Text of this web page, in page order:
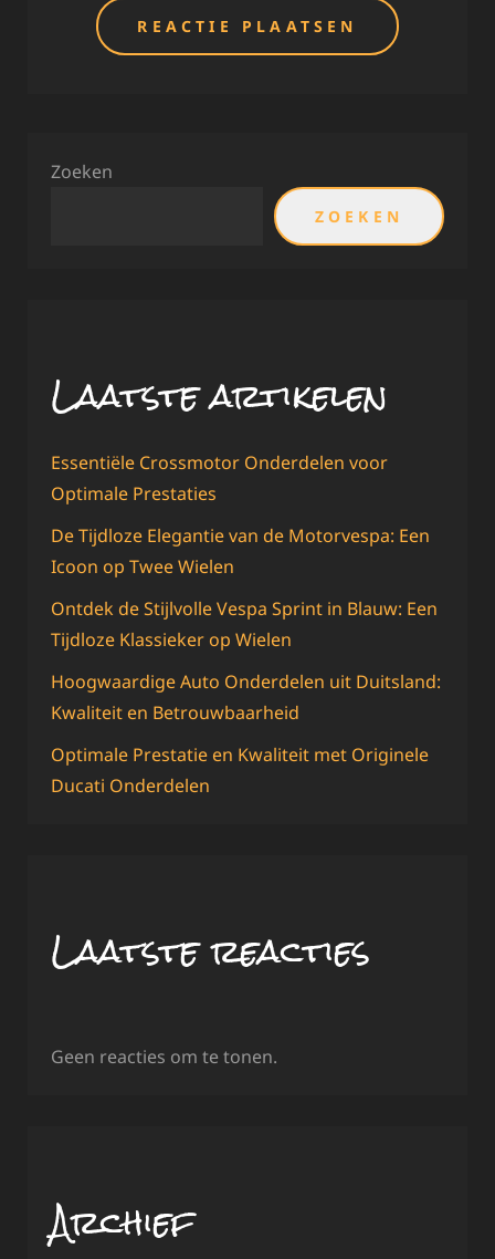
Zoeken
ZOEKEN
Laatste artikelen
Essentiële Crossmotor Onderdelen voor
Optimale Prestaties
De Tijdloze Elegantie van de Motorvespa: Een
Icoon op Twee Wielen
Ontdek de Stijlvolle Vespa Sprint in Blauw: Een
Tijdloze Klassieker op Wielen
Hoogwaardige Auto Onderdelen uit Duitsland:
Kwaliteit en Betrouwbaarheid
Optimale Prestatie en Kwaliteit met Originele
Ducati Onderdelen
Laatste reacties
Geen reacties om te tonen.
Archief